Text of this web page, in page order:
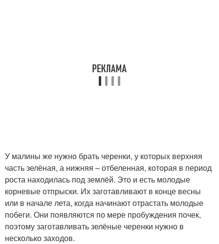
У малины же нужно брать черенки, у которых верхняя
часть зелёная, а нижняя – отбеленная, которая в период
роста находилась под землёй. Это и есть молодые
корневые отпрыски. Их заготавливают в конце весны
или в начале лета, когда начинают отрастать молодые
побеги. Они появляются по мере пробуждения почек,
поэтому заготавливать зелёные черенки нужно в
несколько заходов.